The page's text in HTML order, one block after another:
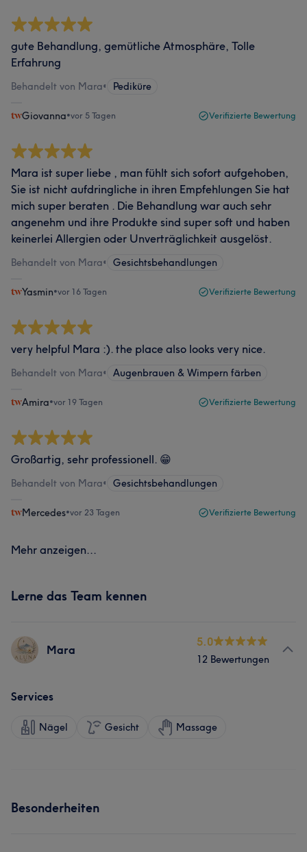
gute Behandlung, gemütliche Atmosphäre, Tolle
Erfahrung
Behandelt von Mara• Pediküre
Giovanna•vor 5 Tagen Verifizierte Bewertung
Mara ist super liebe , man fühlt sich sofort aufgehoben,
Sie ist nicht aufdringliche in ihren Empfehlungen Sie hat
mich super beraten . Die Behandlung war auch sehr
angenehm und ihre Produkte sind super soft und haben
keinerlei Allergien oder Unverträglichkeit ausgelöst.
Behandelt von Mara• Gesichtsbehandlungen
Yasmin•vor 16 Tagen Verifizierte Bewertung
very helpful Mara :). the place also looks very nice.
Behandelt von Mara• Augenbrauen & Wimpern färben
Amira•vor 19 Tagen Verifizierte Bewertung
Großartig, sehr professionell. 😁
Behandelt von Mara• Gesichtsbehandlungen
Mercedes•vor 23 Tagen Verifizierte Bewertung
Mehr anzeigen...
Lerne das Team kennen
Mara
5.0
12 Bewertungen
Services
Nägel Gesicht Massage
Besonderheiten